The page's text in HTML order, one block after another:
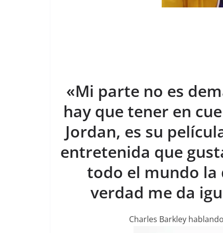
«Mi parte no es
hay que tener en
Jordan, es su
entretenida que
todo el mundo la
verdad me da
Charles Barkley